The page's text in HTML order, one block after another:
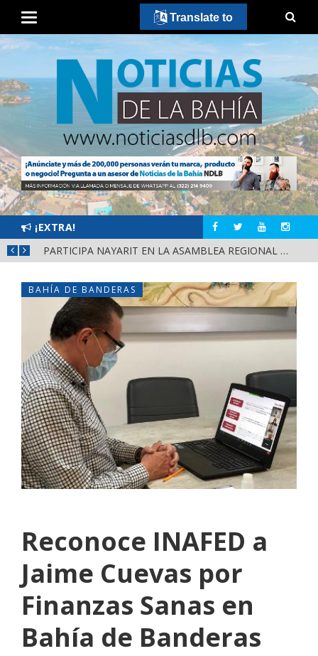
¡EXTRA!
PARTICIPA NAYARIT EN LA ASAMBLEA REGIONAL DE CONSULTA PARA LA LEY DE DERECHOS INDÍGENAS Y AFROMEXICANOS
BAHÍA DE BANDERAS
Reconoce INAFED a
Jaime Cuevas por
Finanzas Sanas en
Bahía de Banderas
Translate to